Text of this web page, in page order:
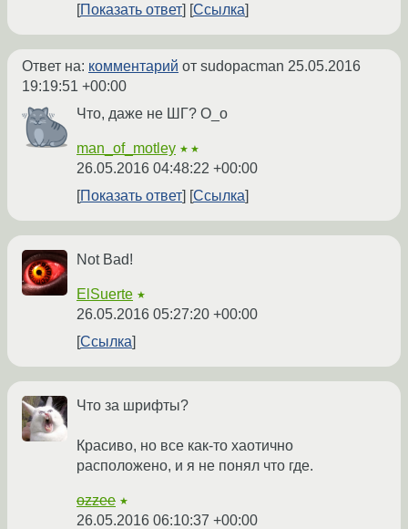
Показать ответ
Ссылка
Ответ на: комментарий от sudopacman 25.05.2016
19:19:51 +00:00
Что, даже не ШГ? О_о
man_of_motley ★★
26.05.2016 04:48:22 +00:00
Показать ответ
Ссылка
Not Bad!
ElSuerte ★
26.05.2016 05:27:20 +00:00
Ссылка
Что за шрифты?
Красиво, но все как-то хаотично
расположено, и я не понял что где.
ozzee ★
26.05.2016 06:10:37 +00:00